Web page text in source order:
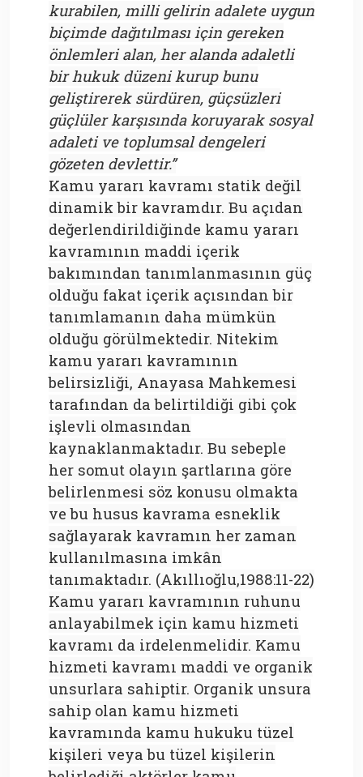
kurabilen, milli gelirin adalete uygun
biçimde dağıtılması için gereken
önlemleri alan, her alanda adaletli
bir hukuk düzeni kurup bunu
geliştirerek sürdüren, güçsüzleri
güçlüler karşısında koruyarak sosyal
adaleti ve toplumsal dengeleri
gözeten devlettir.”
Kamu yararı kavramı statik değil
dinamik bir kavramdır. Bu açıdan
değerlendirildiğinde kamu yararı
kavramının maddi içerik
bakımından tanımlanmasının güç
olduğu fakat içerik açısından bir
tanımlamanın daha mümkün
olduğu görülmektedir. Nitekim
kamu yararı kavramının
belirsizliği, Anayasa Mahkemesi
tarafından da belirtildiği gibi çok
işlevli olmasından
kaynaklanmaktadır. Bu sebeple
her somut olayın şartlarına göre
belirlenmesi söz konusu olmakta
ve bu husus kavrama esneklik
sağlayarak kavramın her zaman
kullanılmasına imkân
tanımaktadır. (Akıllıoğlu,1988:11-22)
Kamu yararı kavramının ruhunu
anlayabilmek için kamu hizmeti
kavramı da irdelenmelidir. Kamu
hizmeti kavramı maddi ve organik
unsurlara sahiptir. Organik unsura
sahip olan kamu hizmeti
kavramında kamu hukuku tüzel
kişileri veya bu tüzel kişilerin